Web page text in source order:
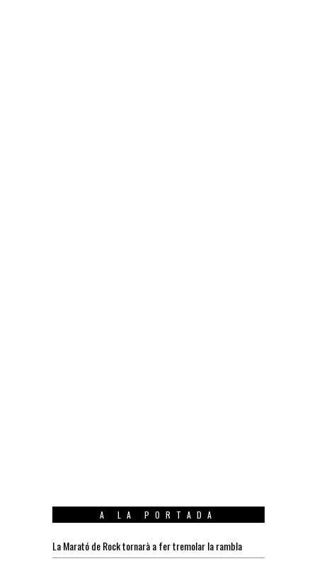
A LA PORTADA
La Marató de Rock tornarà a fer tremolar la rambla